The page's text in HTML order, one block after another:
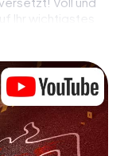
Ihr wichtigstes
Navigation
die mit der Tat
Mörder. An
kommen so
näher. Anders
Blankenberge
sich an der